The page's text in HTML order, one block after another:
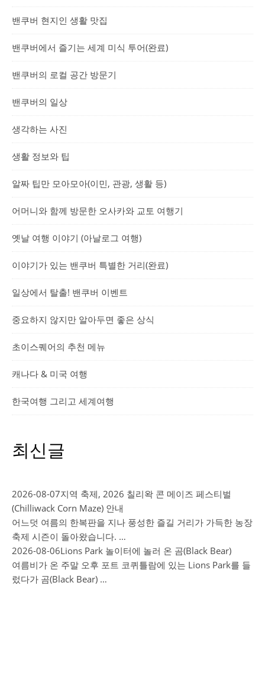
밴쿠버 현지인 생활 맛집
밴쿠버에서 즐기는 세계 미식 투어(완료)
밴쿠버의 로컬 공간 방문기
밴쿠버의 일상
생각하는 사진
생활 정보와 팁
알짜 팁만 모아모아(이민, 관광, 생활 등)
어머니와 함께 방문한 오사카와 교토 여행기
옛날 여행 이야기 (아날로그 여행)
이야기가 있는 밴쿠버 특별한 거리(완료)
일상에서 탈출! 밴쿠버 이벤트
중요하지 않지만 알아두면 좋은 상식
초이스퀘어의 추천 메뉴
캐나다 & 미국 여행
한국여행 그리고 세계여행
최신글
2026-08-07지역 축제, 2026 칠리왁 콘 메이즈 페스티벌
(Chilliwack Corn Maze) 안내
어느덧 여름의 한복판을 지나 풍성한 즐길 거리가 가득한 농장
축제 시즌이 돌아왔습니다. …
2026-08-06Lions Park 놀이터에 놀러 온 곰(Black Bear)
여름비가 온 주말 오후 포트 코퀴틀람에 있는 Lions Park를 들
렀다가 곰(Black Bear) …